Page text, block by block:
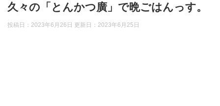
久々の「とんかつ廣」で晩ごはんっす。
投稿日：2023年6月26日 更新日： 2023年6月25日